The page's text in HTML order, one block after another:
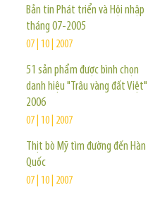
Bản tin Phát triển và Hội nhập
tháng 07-2005
07 | 10 | 2007
51 sản phẩm được bình chọn
danh hiệu "Trâu vàng đất Việt"
2006
07 | 10 | 2007
Thịt bò Mỹ tìm đường đến Hàn
Quốc
07 | 10 | 2007